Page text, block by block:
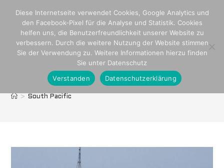
springen
South Pacific
> South Pacific
Diese Internetseite verwendet Cookies, Google Analytics und
den Facebook-Pixel für die Analyse und Statistik. Cookies
helfen uns, die Benutzerfreundlichkeit unserer Website zu
verbessern. Durch die weitere Nutzung der Website stimmen
Sie der Verwendung zu. Weitere Informationen hierzu finden
Sie unter Datenschutz
Verstanden
Datenschutzerklärung